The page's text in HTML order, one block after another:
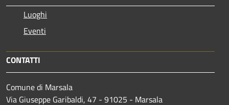
Luoghi
Eventi
CONTATTI
Comune di Marsala
Via Giuseppe Garibaldi, 47 - 91025 - Marsala